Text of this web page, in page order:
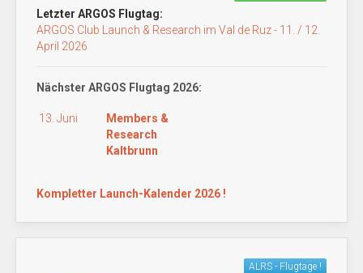
Letzter ARGOS Flugtag:
ARGOS Club Launch & Research im Val de Ruz - 11. / 12.
April 2026
Nächster ARGOS Flugtag 2026:
13. Juni
Members &
Research
Kaltbrunn
Kompletter Launch-Kalender 2026 !
ALRS - Flugtage !